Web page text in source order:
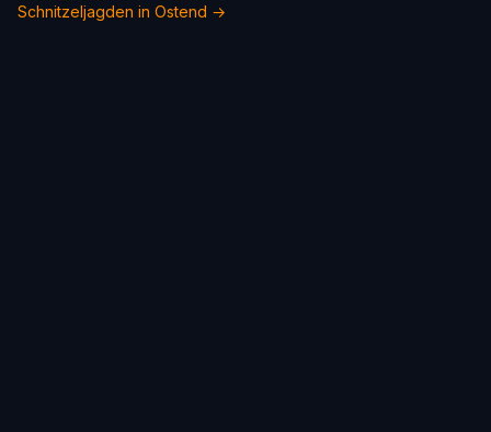
Schnitzeljagden in Ostend →